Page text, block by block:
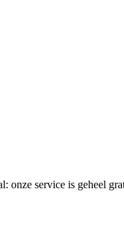
onze service is geheel